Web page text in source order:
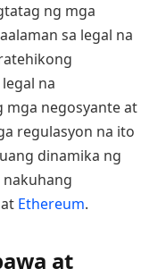
ng mga
sa legal na
na
mga negosyante at
regulasyon na ito
dinamika ng
at Ethereum.
at